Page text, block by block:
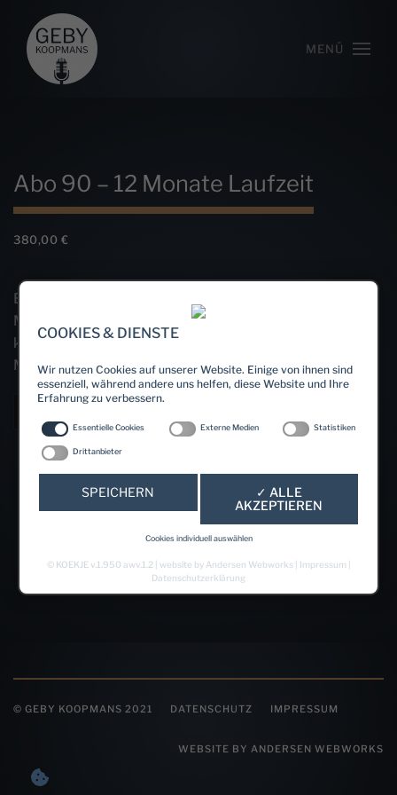
MENÜ
Abo 90 – 12 Monate Laufzeit
380,00 €
Bis zu 4 Vocalcoachings im Monat mit jeweils 90
Minuten. Das Abo hat eine Laufzeit von 12 Monaten und
kann anschließend mit einer Kündigungsfrist von 2
Monaten abbestellt werden.
Abo
Laufzeit
Add to cart
© GEBY KOOPMANS 2021 DATENSCHUTZ IMPRESSUM
WEBSITE BY ANDERSEN WEBWORKS
COOKIES & DIENSTE
Wir nutzen Cookies auf unserer Website. Einige von ihnen sind
essenziell, während andere uns helfen, diese Website und Ihre
Erfahrung zu verbessern.
Essentielle Cookies Externe Medien Statistiken
Drittanbieter
SPEICHERN
✓ ALLE
AKZEPTIEREN
Cookies individuell auswählen
© KOEKJE v.1.950 awv.1.2 | website by Andersen Webworks| Impressum
Datenschutzerklärung